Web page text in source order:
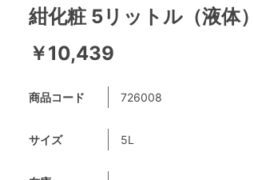
紺化粧 5リットル（液体）
￥10,439
商品コード 726008
サイズ 5L